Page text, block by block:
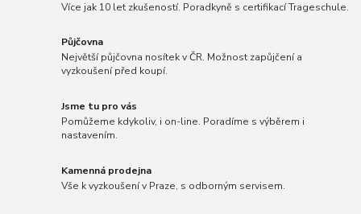
Více jak 10 let zkušeností. Poradkyně s certifikací Trageschule.
Půjčovna
Největší půjčovna nosítek v ČR. Možnost zapůjčení a
vyzkoušení před koupí.
Jsme tu pro vás
Pomůžeme kdykoliv, i on-line. Poradíme s výběrem i
nastavením.
Kamenná prodejna
Vše k vyzkoušení v Praze, s odborným servisem.